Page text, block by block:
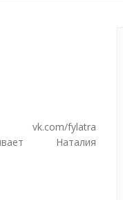
fylatra
Наталия